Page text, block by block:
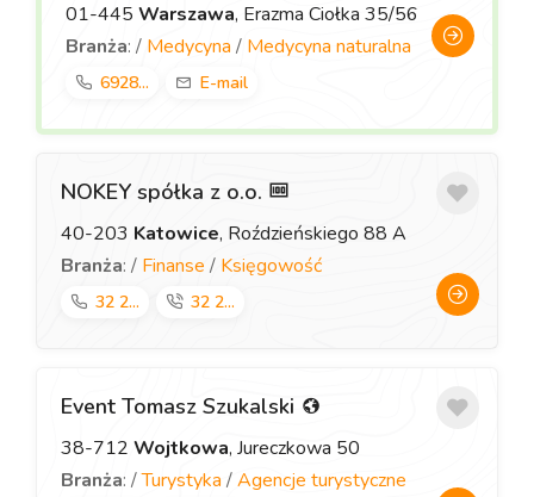
01-445 Warszawa, Erazma Ciołka 35/56
Branża: / Medycyna / Medycyna naturalna
6928... E-mail
NOKEY spółka z o.o.
40-203 Katowice, Roździeńskiego 88 A
Branża: / Finanse / Księgowość
32 2... 32 2...
Event Tomasz Szukalski
38-712 Wojtkowa, Jureczkowa 50
Branża: /Turystyka /Agencje turystyczne